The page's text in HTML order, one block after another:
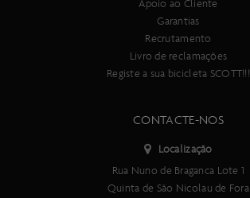
Apoio ao Cliente
Garantias
Recrutamento
Livro de reclamações
Registe a sua bicicleta SCOTT!!!
CONTACTE-NOS
Localização
Rua Nuno de Braganca Lote 1
Quinta de São Nicolau de Fora